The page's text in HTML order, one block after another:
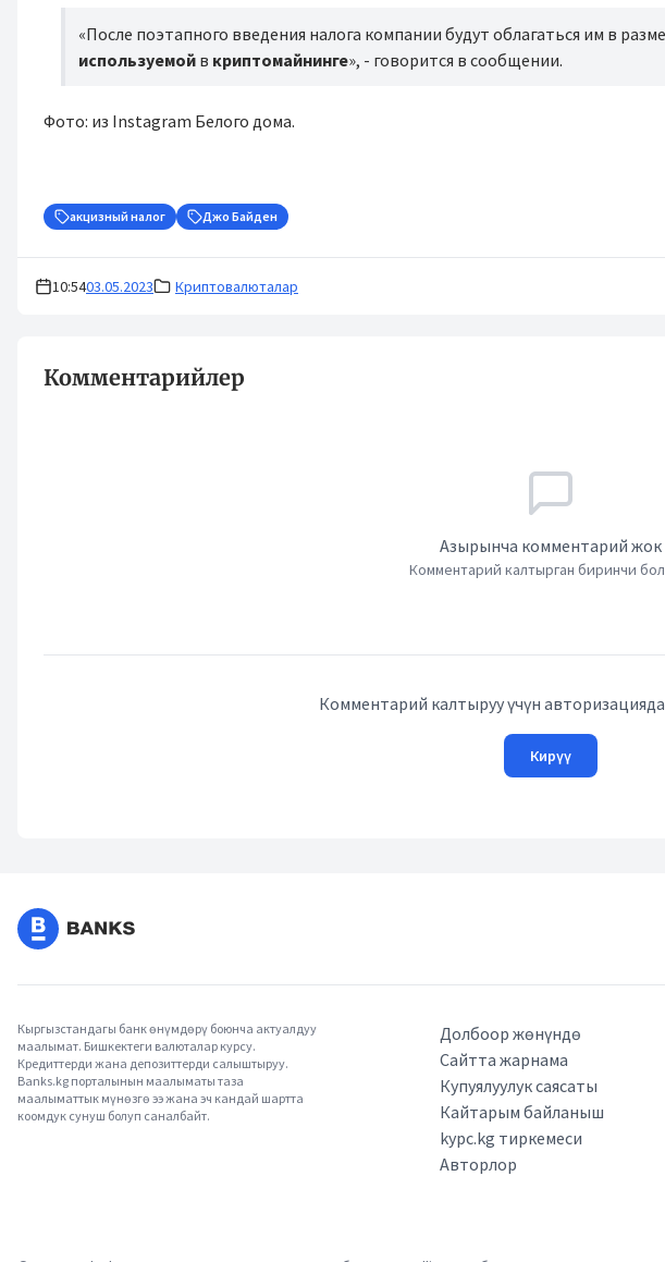
«После поэтапного введения налога компании будут облагаться им в
используемой в криптомайнинге», - говорится в сообщении.
Фото: из Instagram Белого дома.
акцизный налог Джо Байден
10:5403.05.2023 Криптовалюталар
Комментарийлер
Азырынча комментарий жок
Комментарий калтырган биринчи
Комментарий калтыруу үчүн
Кирүү
Кыргызстандагы банк өнүмдөрү боюнча актуалдуу
маалымат. Бишкектеги валюталар курсу.
Кредиттерди жана депозиттерди салыштыруу.
Banks.kg порталынын маалыматы таза
маалыматтык мүнөзгө ээ жана эч кандай шартта
коомдук сунуш болуп саналбайт.
Долбоор жөнүндө
Сайтта жарнама
Купуялуулук саясаты
Кайтарым байланыш
kypc.kg тиркемеси
Авторлор